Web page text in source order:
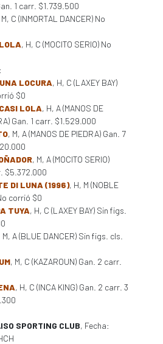
1 carr. $1.739.500
M, C (INMORTAL DANCER) No
, H, C (MOCITO SERIO) No
UNA LOCURA, H, C (LAXEY BAY)
$0
CASI LOLA, H, A (MANOS DE
Gan. 1 carr. $1.529.000
, M, A (MANOS DE PIEDRA) Gan. 7
, M, A (MOCITO SERIO)
$5.372.000
DI LUNA (1996), H, M (NOBLE
corrió $0
TUYA, H, C (LAXEY BAY) Sin figs.
M, A (BLUE DANCER) Sin figs. cls.
, M, C (KAZAROUN) Gan. 2 carr.
, H, C (INCA KING) Gan. 2 carr. 3
SPORTING CLUB, Fecha: